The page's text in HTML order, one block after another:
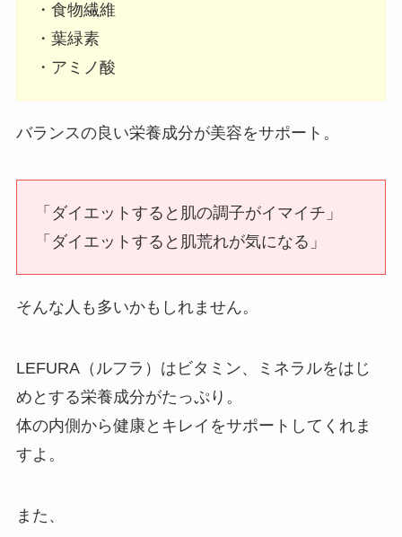
・食物繊維
・葉緑素
・アミノ酸
バランスの良い栄養成分が美容をサポート。
「ダイエットすると肌の調子がイマイチ」
「ダイエットすると肌荒れが気になる」
そんな人も多いかもしれません。
LEFURA（ルフラ）はビタミン、ミネラルをはじ
めとする栄養成分がたっぷり。
体の内側から健康とキレイをサポートしてくれま
すよ。
また、